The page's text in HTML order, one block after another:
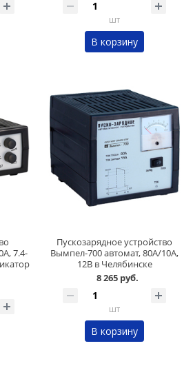
шт
В корзину
7.4-
Пускозарядное устройство
Вымпел-700 автомат, 80А/10А,
12В в Челябинске
8 265 руб.
шт
В корзину